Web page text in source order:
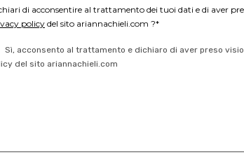
di acconsentire al trattamento dei tuoi dati e di aver
policydel sito ariannachieli.com ?*
Sì, acconsento al trattamento e dichiaro di aver preso
del sito ariannachieli.com